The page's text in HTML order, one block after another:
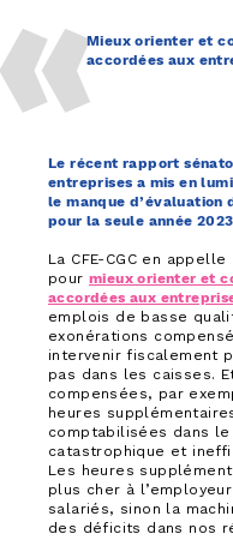
Mieux orienter et
accordées aux
Le récent rapport
entreprises a mis en
le manque d’évaluation
pour la seule année
La CFE-CGC en
pour mieux orienter et
accordées aux
emplois de basse
exonérations
intervenir fiscalement
pas dans les caisses.
compensées, par
heures
comptabilisées dans
catastrophique et
Les heures
plus cher à
salariés, sinon la
des déficits dans nos